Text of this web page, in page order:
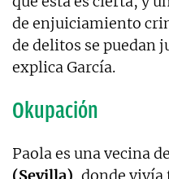
de enjuiciamiento
de delitos se puedan
explica García.
Okupación
Paola es una vecina
(Sevilla), donde